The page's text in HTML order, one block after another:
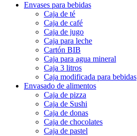
Envases para bebidas
Caja de té
Caja de café
Caja de jugo
Caja para leche
Cartón BIB
Caja para agua mineral
Caja 3 litros
Caja modificada para bebidas
Envasado de alimentos
Caja de pizza
Caja de Sushi
Caja de donas
Caja de chocolates
Caja de pastel